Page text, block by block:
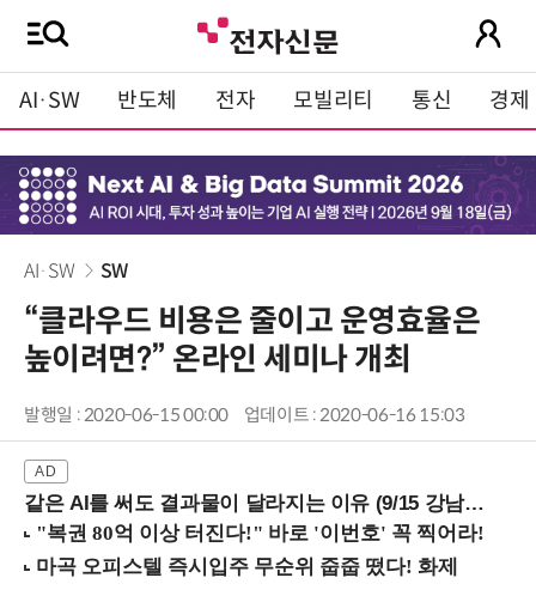
AI·SW 반도체 전자 모빌리티 통신 경제
AI·SW SW
“클라우드 비용은 줄이고 운영효율은
높이려면?” 온라인 세미나 개최
발행일 : 2020-06-15 00:00 업데이트 : 2020-06-16 15:03
같은 AI를 써도 결과물이 달라지는 이유 (9/15 강남역)